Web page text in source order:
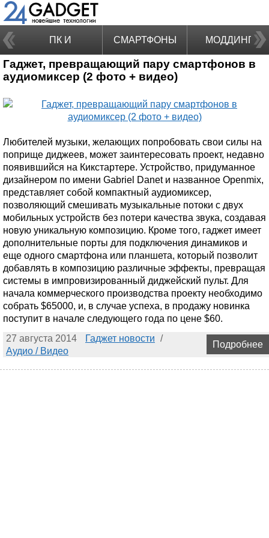
ПК И
НОУТБУКИ
СМАРТФОНЫ МОДДИНГ
Гаджет, превращающий пару смартфонов в
аудиомиксер (2 фото + видео)
Любителей музыки, желающих попробовать свои силы на
поприще диджеев, может заинтересовать проект, недавно
появившийся на Кикстартере. Устройство, придуманное
дизайнером по имени Gabriel Danet и названное Openmix,
представляет собой компактный аудиомиксер,
позволяющий смешивать музыкальные потоки с двух
мобильных устройств без потери качества звука, создавая
новую уникальную композицию. Кроме того, гаджет имеет
дополнительные порты для подключения динамиков и
еще одного смартфона или планшета, который позволит
добавлять в композицию различные эффекты, превращая
системы в импровизированный диджейский пульт. Для
начала коммерческого производства проекту необходимо
собрать $65000, и, в случае успеха, в продажу новинка
поступит в начале следующего года по цене $60.
27 августа 2014
Гаджет новости /
Аудио / Видео
Подробнее